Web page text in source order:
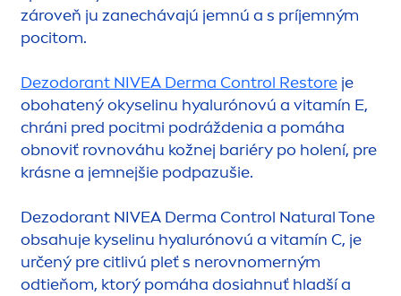
zároveň ju zanechávajú jemnú a s príjemným
pocitom.
Dezodorant NIVEA Derma Control Restore je
obohatený okyselinu hyalurónovú a vitamín E,
chráni pred pocitmi podráždenia a pomáha
obnoviť rovnováhu kožnej bariéry po holení, pre
krásne a jemnejšie podpazušie.
Dezodorant NIVEA Derma Control NaturalTone
obsahuje kyselinu hyalurónovú a vitamín C, je
určený pre citlivú pleť s nerovnomerným
odtieňom, ktorý pomáha dosiahnuť hladší a